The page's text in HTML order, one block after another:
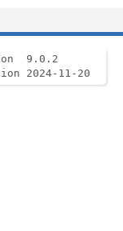
9.0.2
2024-11-20